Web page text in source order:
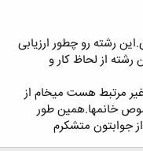
رشته رو چطور ارزیابی
از لحاظ کار و
مرتبط هست میخام از
خانمها.همین طور
جوابتون متشکرم